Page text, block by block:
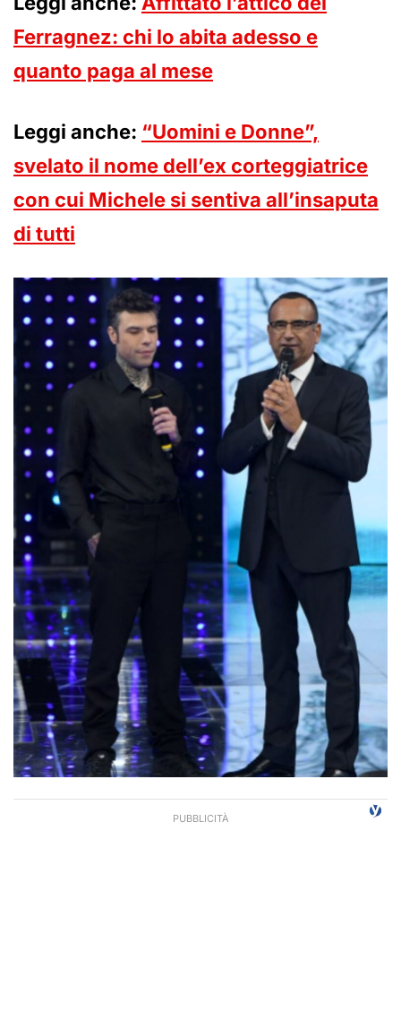
Ferragnez: chi lo abita adesso e
quanto paga al mese
Leggi anche: “Uomini e Donne”,
svelato il nome dell’ex corteggiatrice
con cui Michele si sentiva all’insaputa
di tutti